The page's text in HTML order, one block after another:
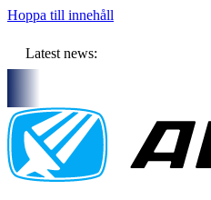
Hoppa till innehåll
Latest news: